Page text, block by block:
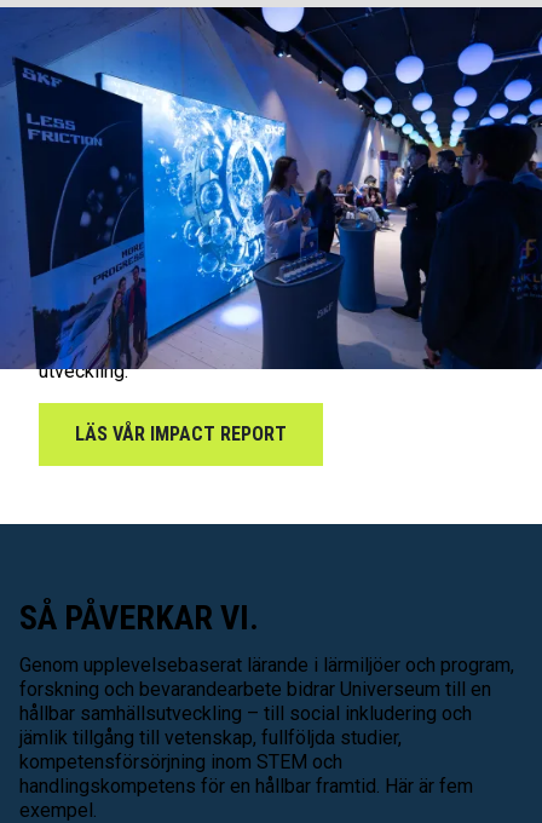
UNIVERSEUM GÖR SKILLNAD.
Varje år möter vi över en halv miljon människor, på
Universeum och ute i samhället. Som en av Sveriges
tio mest besökta attraktioner och en etablerad
lärresurs för utbildningssektorn spelar vi en viktig roll
för samhällsutvecklingen.
Men kan man mäta samhällspåverkan? Det är förstås
komplext. I vår Impact report presenterar vi vår
samhällspåverkan med ödmjukhet inför det vi inte kan
leda i bevis, men också med stolthet över det vi
faktiskt vet om vårt bidrag till samhället och dess
utveckling.
LÄS VÅR IMPACT REPORT
SÅ PÅVERKAR VI.
Genom upplevelsebaserat lärande i lärmiljöer och program,
forskning och bevarandearbete bidrar Universeum till en
hållbar samhällsutveckling – till social inkludering och
jämlik tillgång till vetenskap, fullföljda studier,
kompetensförsörjning inom STEM och
handlingskompetens för en hållbar framtid. Här är fem
exempel.